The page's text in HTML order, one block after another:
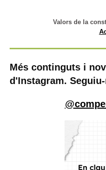
Valors de la
Més continguts i
d'Instagram.